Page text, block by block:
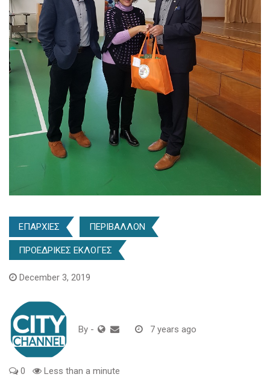
ΕΠΑΡΧΙΕΣ ΠΕΡΙΒΑΛΛΟΝ
ΠΡΟΕΔΡΙΚΕΣ ΕΚΛΟΓΕΣ
December 3, 2019
By - 7 years ago
0 Less than a minute